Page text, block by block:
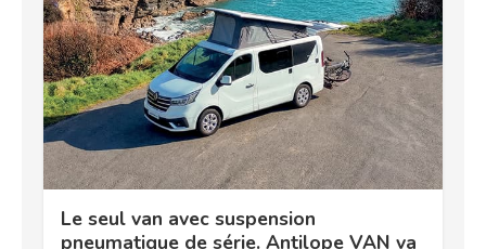
Le seul van avec suspension
pneumatique de série. Antilope VAN va